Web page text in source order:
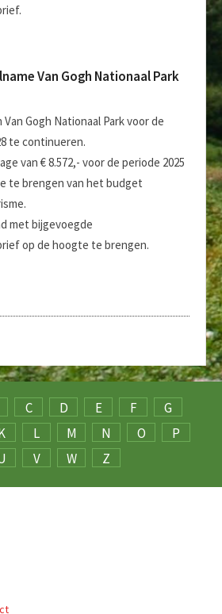
Van Gogh Nationaal Park
Van Gogh Nationaal Park voor de
te continueren.
van € 8.572,- voor de periode 2025
te brengen van het budget
met bijgevoegde
op de hoogte te brengen.
C D E F
G
L M N O
P
V W Z